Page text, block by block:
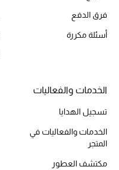
الأكثر مبيعاً
العناية بالبشرة
فرق الدفع
أسئلة مكررة
الخدمات والفعاليات
تسجيل الهدايا
الخدمات والفعاليات في
المتجر
مكتشف العطور